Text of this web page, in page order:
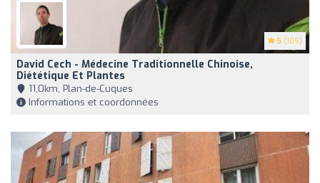
5 (109)
David Cech - Médecine Traditionnelle Chinoise,
Diététique Et Plantes
11,0km, Plan-de-Cuques
Informations et coordonnées